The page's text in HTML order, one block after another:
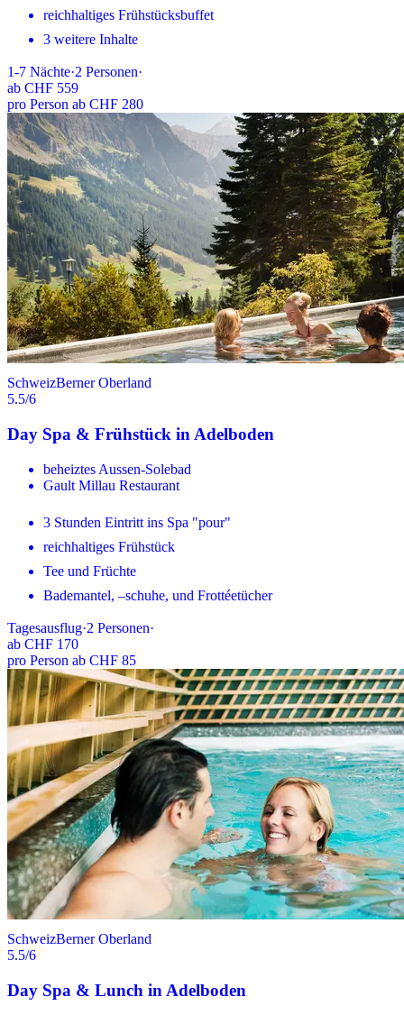
reichhaltiges Frühstücksbuffet
3 weitere Inhalte
1-7 Nächte·2 Personen·
ab CHF 559
pro Person ab CHF 280
SchweizBerner Oberland
5.5/6
Day Spa & Frühstück in Adelboden
beheiztes Aussen-Solebad
Gault Millau Restaurant
3 Stunden Eintritt ins Spa "pour"
reichhaltiges Frühstück
Tee und Früchte
Bademantel, –schuhe, und Frottéetücher
Tagesausflug·2 Personen·
ab CHF 170
pro Person ab CHF 85
SchweizBerner Oberland
5.5/6
Day Spa & Lunch in Adelboden